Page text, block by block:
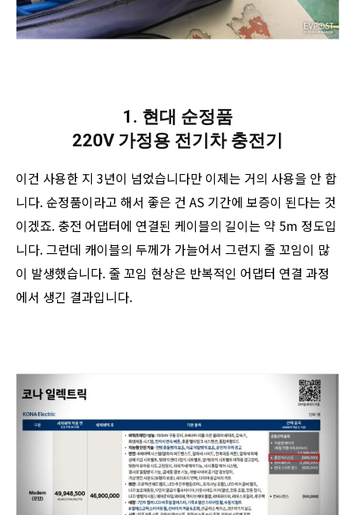
1. 현대 순정품
220V 가정용 전기차 충전기
이건 사용한 지 3년이 넘었습니다만 이제는 거의 사용을 안 합
니다. 순정품이라고 해서 좋은 건 AS 기간에 보증이 된다는 것
이겠죠. 충전 어댑터에 연결된 케이블의 길이는 약 5m 정도입
니다. 그런데 캐이블의 두께가 가늘어서 그런지 줄 꼬임이 많
이 발생했습니다. 줄 꼬임 현상은 반복적인 어댑터 연결 과정
에서 생긴 결과입니다.